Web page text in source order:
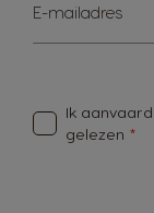
u
E-mailadres
Ik
gelezen